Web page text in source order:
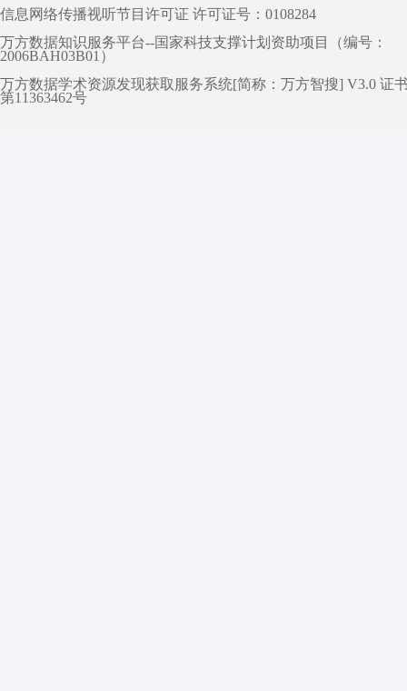
信息网络传播视听节目许可证 许可证号：0108284
万方数据知识服务平台--国家科技支撑计划资助项目（编号：
2006BAH03B01）
万方数据学术资源发现获取服务系统[简称：万方智搜] V3.0 证
第11363462号